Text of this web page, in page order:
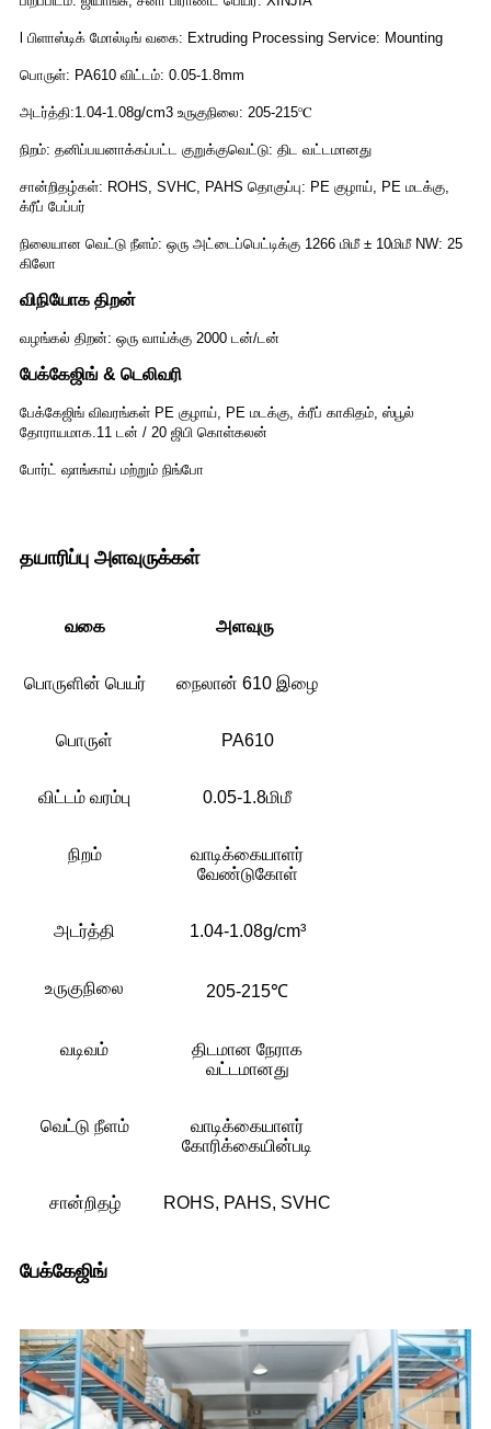
l பிளாஸ்டிக் மோல்டிங் வகை: Extruding Processing Service: Mounting
பொருள்: PA610 விட்டம்: 0.05-1.8mm
அடர்த்தி:1.04-1.08g/cm3 உருகுநிலை: 205-215℃
நிறம்: தனிப்பயனாக்கப்பட்ட குறுக்குவெட்டு: திட வட்டமானது
சான்றிதழ்கள்: ROHS, SVHC, PAHS தொகுப்பு: PE குழாய், PE மடக்கு,
க்ரீப் பேப்பர்
நிலையான வெட்டு நீளம்: ஒரு அட்டைப்பெட்டிக்கு 1266 மிமீ ± 10மிமீ NW: 25
கிலோ
விநியோக திறன்
வழங்கல் திறன்: ஒரு வாய்க்கு 2000 டன்/டன்
பேக்கேஜிங் & டெலிவரி
பேக்கேஜிங் விவரங்கள் PE குழாய், PE மடக்கு, க்ரீப் காகிதம், ஸ்பூல்
தோராயமாக.11 டன் / 20 ஜிபி கொள்கலன்
போர்ட் ஷாங்காய் மற்றும் நிங்போ
தயாரிப்பு அளவுருக்கள்
வகை அளவுரு
பொருளின் பெயர் நைலான் 610 இழை
பொருள் PA610
விட்டம் வரம்பு 0.05-1.8மிமீ
நிறம்
வாடிக்கையாளர்
வேண்டுகோள்
அடர்த்தி 1.04-1.08g/cm³
உருகுநிலை 205-215℃
வடிவம்
திடமான நேராக
வட்டமானது
வெட்டு நீளம்
வாடிக்கையாளர்
கோரிக்கையின்படி
சான்றிதழ் ROHS, PAHS, SVHC
பேக்கேஜிங்